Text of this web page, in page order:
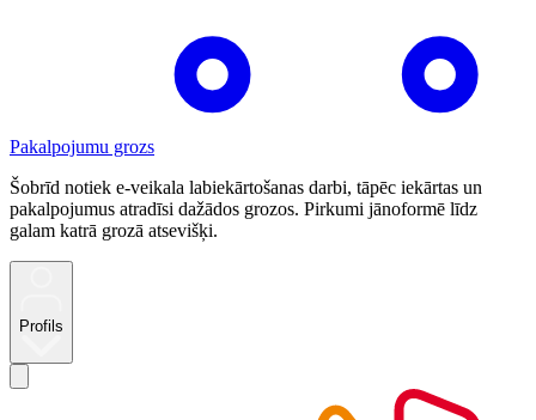
Pakalpojumu grozs
Šobrīd notiek e-veikala labiekārtošanas darbi, tāpēc iekārtas un
pakalpojumus atradīsi dažādos grozos. Pirkumi jānoformē līdz
galam katrā grozā atsevišķi.
Profils